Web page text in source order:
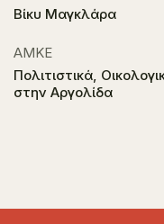
Βίκυ Μαγκλάρα
ΑΜΚΕ
Πολιτιστικά,
στην Αργολίδα